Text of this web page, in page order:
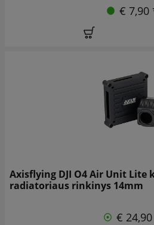
€ 7,90
Axisflying DJI O4 Air Unit Lite
radiatoriaus rinkinys 14mm
€